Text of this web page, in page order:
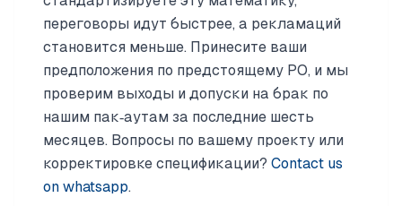
переговоры идут быстрее, а рекламаций
становится меньше. Принесите ваши
предположения по предстоящему PO, и мы
проверим выходы и допуски на брак по
нашим пак‑аутам за последние шесть
месяцев. Вопросы по вашему проекту или
корректировке спецификации? Contact us
on whatsapp.